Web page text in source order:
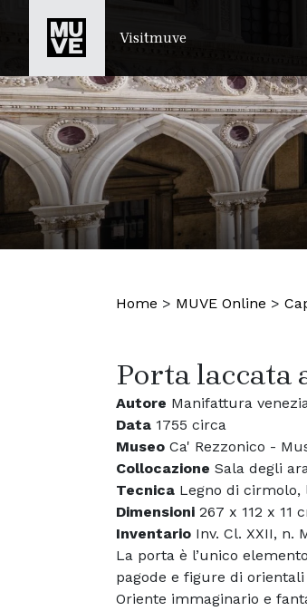
SALTA AL CONTENUTO PRINCIPALE
Visitmuve
Home > MUVE Online >
Porta laccata
Autore Manifattura
Data 1755 circa
Museo Ca' Rezzonico -
Collocazione Sala degli
Tecnica Legno di cirmolo,
Dimensioni 267 x 112 x 11
Inventario Inv. Cl. XXII, n.
La porta è l’unico
pagode e figure di
Oriente immaginario e